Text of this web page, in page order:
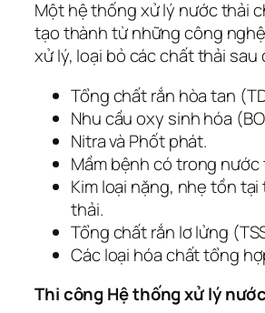
Một hệ thống xử lý nước thải
tạo thành từ những công
xử lý, loại bỏ các chất thải sau
Tổng chất rắn hòa tan
Nhu cầu oxy sinh hóa
Nitra và Phốt phát.
Mầm bệnh có trong nước
Kim loại nặng, nhẹ tồn
thải.
Tổng chất rắn lơ lửng
Các loại hóa chất tổng
Thi công Hệ thống xử lý